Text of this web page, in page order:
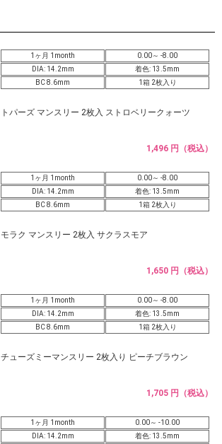
1ヶ月 1month
0.00～ -8.00
DIA: 14.2mm
着色: 13.5mm
BC 8.6mm
1箱 2枚入り
トパーズ マンスリー 2枚入 ストロベリークォーツ
1,496 円（税込）
1ヶ月 1month
0.00～ -8.00
DIA: 14.2mm
着色: 13.5mm
BC 8.6mm
1箱 2枚入り
モラク マンスリー 2枚入 サクラスモア
1,650 円（税込）
1ヶ月 1month
0.00～ -8.00
DIA: 14.2mm
着色: 13.5mm
BC 8.6mm
1箱 2枚入り
チューズミーマンスリー 2枚入り ピーチブラウン
1,705 円（税込）
1ヶ月 1month
0.00～ -10.00
DIA: 14.2mm
着色: 13.5mm